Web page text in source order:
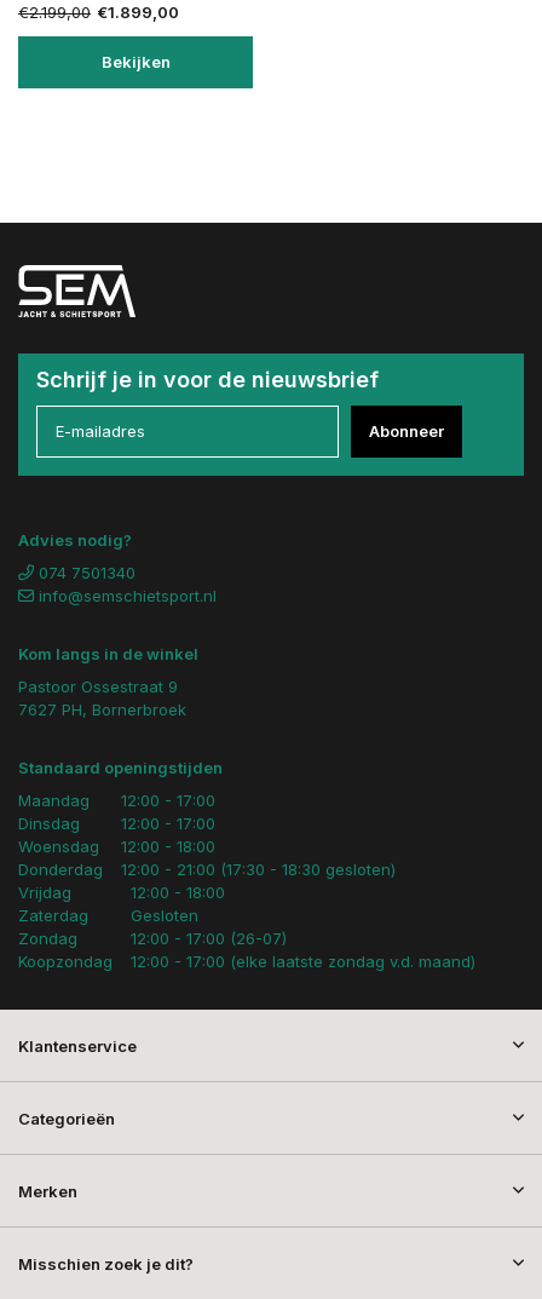
€2.199,00 €1.899,00
Bekijken
Schrijf je in voor de nieuwsbrief
Abonneer
Advies nodig?
074 7501340
info@semschietsport.nl
Kom langs in de winkel
Pastoor Ossestraat 9
7627 PH, Bornerbroek
Standaard openingstijden
Maandag
Dinsdag
Woensdag
Donderdag
12:00 - 17:00
12:00 - 17:00
12:00 - 18:00
12:00 - 21:00 (17:30 - 18:30 gesloten)
Vrijdag
Zaterdag
Zondag
Koopzondag
12:00 - 18:00
Gesloten
12:00 - 17:00 (26-07)
12:00 - 17:00 (elke laatste zondag v.d. maand)
Klantenservice
Categorieën
Merken
Misschien zoek je dit?